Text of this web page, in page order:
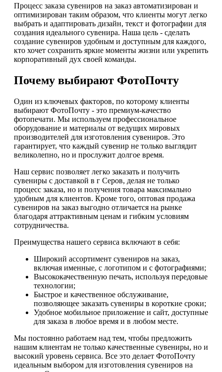
Процесс заказа сувениров на заказ автоматизирован и
оптимизирован таким образом, что клиенты могут легко
выбрать и адаптировать дизайн, текст и фотографии для
создания идеального сувенира. Наша цель - сделать
создание сувениров удобным и доступным для каждого,
кто хочет сохранить яркие моменты жизни или укрепить
корпоративный дух своей команды.
Почему выбирают ФотоПочту
Один из ключевых факторов, по которому клиенты
выбирают ФотоПочту - это премиум-качество
фотопечати. Мы используем профессиональное
оборудование и материалы от ведущих мировых
производителей для изготовления сувениров. Это
гарантирует, что каждый сувенир не только выглядит
великолепно, но и прослужит долгое время.
Наш сервис позволяет легко заказать и получить
сувениры с доставкой в г Серов, делая не только
процесс заказа, но и получения товара максимально
удобным для клиентов. Кроме того, оптовая продажа
сувениров на заказ выгодно отличается на рынке
благодаря аттрактивным ценам и гибким условиям
сотрудничества.
Преимущества нашего сервиса включают в себя:
Широкий ассортимент сувениров на заказ,
включая именные, с логотипом и с фотографиями;
Высококачественную печать, используя передовые
технологии;
Быстрое и качественное обслуживание,
позволяющее заказать сувениры в короткие сроки;
Удобное мобильное приложение и сайт, доступные
для заказа в любое время и в любом месте.
Мы постоянно работаем над тем, чтобы предложить
нашим клиентам не только качественные сувениры, но и
высокий уровень сервиса. Все это делает ФотоПочту
идеальным выбором для изготовления сувениров на